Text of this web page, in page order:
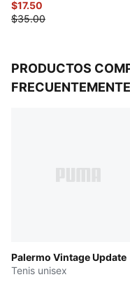
$17.50
$35.00
PRODUCTOS
FRECUENTEMENTE
Palermo Vintage Update
Tenis unisex